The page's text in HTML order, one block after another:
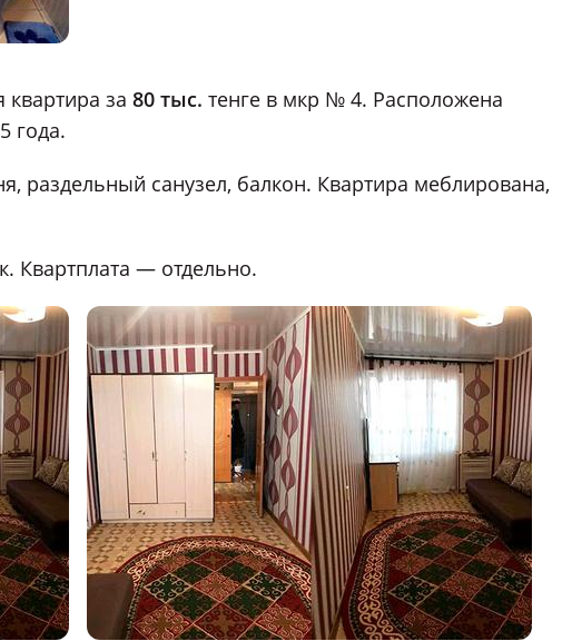
за 80 тыс. тенге в мкр № 4. Расположена
года.
раздельный санузел, балкон. Квартира меблирована,
Квартплата — отдельно.